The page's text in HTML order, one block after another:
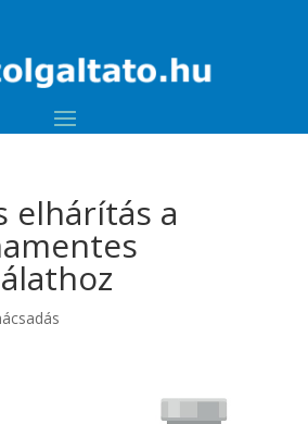
elhárítás a